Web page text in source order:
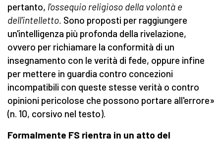
pertanto, l'ossequio religioso della volontà e
dell'intelletto. Sono proposti per raggiungere
un'intelligenza più profonda della rivelazione,
ovvero per richiamare la conformità di un
insegnamento con le verità di fede, oppure infine
per mettere in guardia contro concezioni
incompatibili con queste stesse verità o contro
opinioni pericolose che possono portare all'errore»
(n. 10, corsivo nel testo).
Formalmente FS rientra in un atto del